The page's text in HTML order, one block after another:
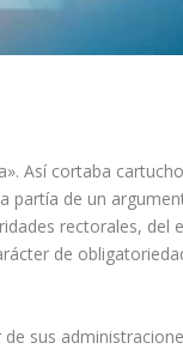
Así cortaba
partía de un
rectorales, del
de
sus